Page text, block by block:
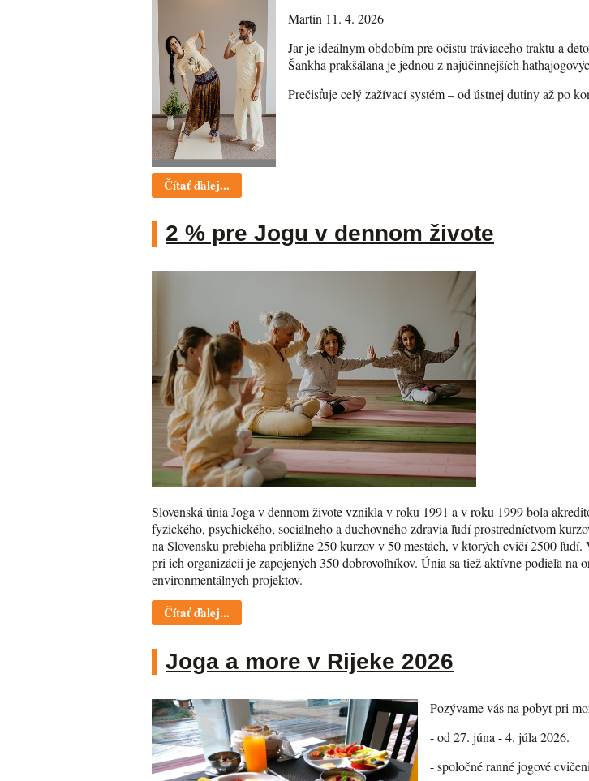
Martin 11. 4. 2026
Jar je ideálnym obdobím pre očistu tráviaceho traktu a
Šankha prakšálana je jednou z najúčinnejších
Prečisťuje celý zažívací systém – od ústnej dutiny až po
Čítať ďalej...
2 % pre Jogu v dennom živote
Slovenská únia Joga v dennom živote vznikla v roku 1991 a v roku 1999 bola
fyzického, psychického, sociálneho a duchovného zdravia ľudí prostredníctvom
na Slovensku prebieha približne 250 kurzov v 50 mestách, v ktorých cvičí 2500
pri ich organizácii je zapojených 350 dobrovoľníkov. Únia sa tiež aktívne podieľa na
environmentálnych projektov.
Čítať ďalej...
Joga a more v Rijeke 2026
Pozývame vás na pobyt pri
- od 27. júna - 4. júla 2026.
- spoločné ranné jogové